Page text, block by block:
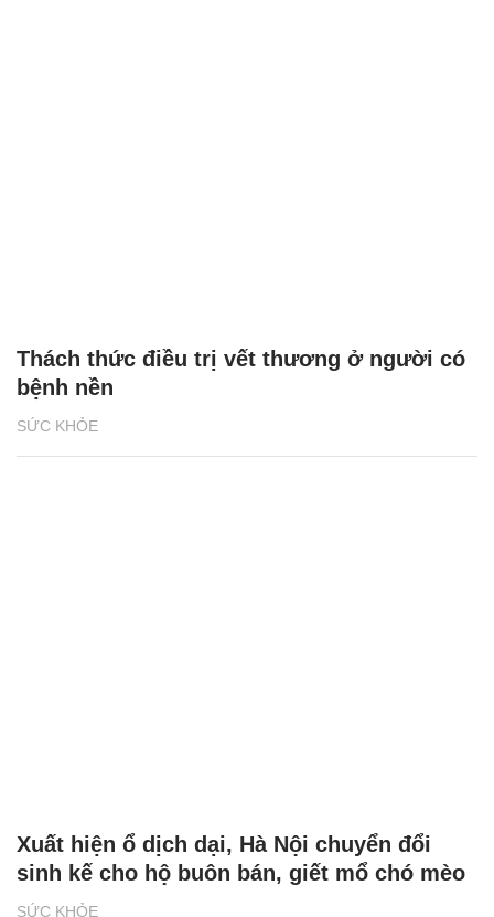
SỨC KHỎE
Thách thức điều trị vết thương ở người có
bệnh nền
SỨC KHỎE
Xuất hiện ổ dịch dại, Hà Nội chuyển đổi
sinh kế cho hộ buôn bán, giết mổ chó mèo